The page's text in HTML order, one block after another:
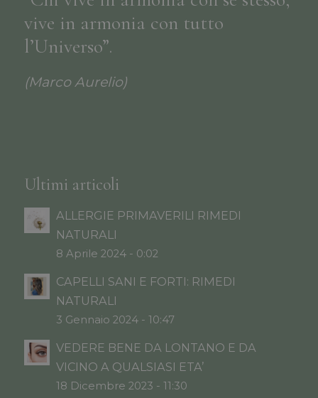
vive in armonia con tutto
l’Universo”.
(Marco Aurelio)
Ultimi articoli
ALLERGIE PRIMAVERILI RIMEDI
NATURALI
8 Aprile 2024 - 0:02
CAPELLI SANI E FORTI: RIMEDI
NATURALI
3 Gennaio 2024 - 10:47
VEDERE BENE DA LONTANO E DA
VICINO A QUALSIASI ETA’
18 Dicembre 2023 - 11:30